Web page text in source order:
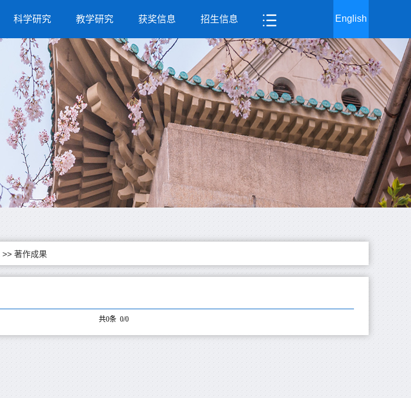
科学研究 教学研究 获奖信息 招生信息 English
>> 著作成果
共0条 0/0